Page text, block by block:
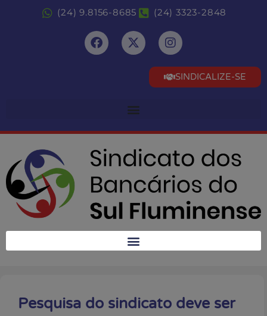
(24) 9.8156-8685 (24) 3323-2848
SINDICALIZE-SE
Pesquisa do sindicato deve ser